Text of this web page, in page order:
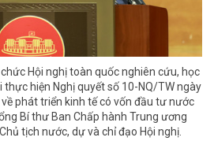
Hội nghị toàn quốc nghiên cứu, học
hiện Nghị quyết số 10-NQ/TW ngày
phát triển kinh tế có vốn đầu tư nước
Bí thư Ban Chấp hành Trung ương
tịch nước, dự và chỉ đạo Hội nghị.